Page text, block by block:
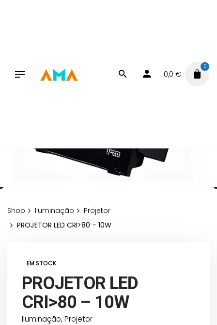
0,0 €
0
Shop Iluminação
Projetor
PROJETOR LED CRI>80 – 10W
EM STOCK
PROJETOR LED
CRI>80 – 10W
Iluminação, Projetor